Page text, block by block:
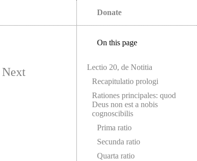
Donate
Next
On this page
Lectio 20, de Notitia
Recapitulatio prologi
Rationes principales: quod
Deus non est a nobis
cognoscibilis
Prima ratio
Secunda ratio
Quarta ratio